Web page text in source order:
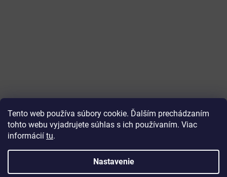
Tento web používa súbory cookie. Ďalším prechádzaním
tohto webu vyjadrujete súhlas s ich používaním. Viac
informácií tu.
Nastavenie